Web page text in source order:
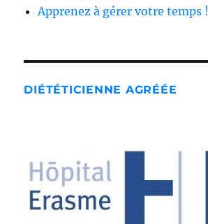
Apprenez à gérer votre temps !
DIÉTÉTICIENNE AGRÉÉE